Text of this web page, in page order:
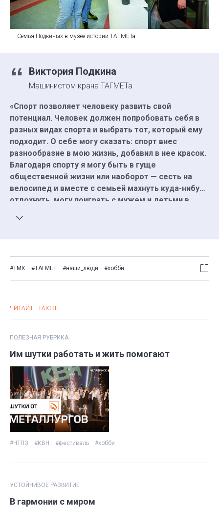
Семья Подкиных в музее истории ТАГМЕТа
«Спорт позволяет человеку развить свой
потенциал. Человек должен попробовать себя в
разных видах спорта и выбрать тот, который ему
подходит. О себе могу сказать: спорт внес
разнообразие в мою жизнь, добавил в нее красок.
Благодаря спорту я могу быть в гуще
общественной жизни или наоборот — сесть на
велосипед и вместе с семьей махнуть куда-нибудь
отдохнуть, могу поиграть с мужем и детьми в
Виктория Подкина
Машинистом крана ТАГМЕТа
#ТМК #ТАГМЕТ #наши_люди #хобби
ЧИТАЙТЕ ТАКЖЕ
ПОЛЕЗНАЯ РУБРИКА
Им шутки работать и жить помогают
#ЧТПЗ #КВН #фестиваль #хобби
УСТОЙЧИВОЕ РАЗВИТИЕ
В гармонии с миром